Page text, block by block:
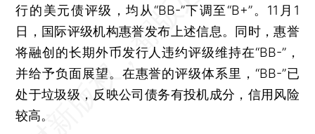
行的美元债评级，均从“BB-”下调至“B+”。11月1
日，国际评级机构惠誉发布上述信息。同时，惠誉
将融创的长期外币发行人违约评级维持在“BB-”，
并给予负面展望。在惠誉的评级体系里，“BB-”已
处于垃圾级，反映公司债务有投机成分，信用风险
较高。